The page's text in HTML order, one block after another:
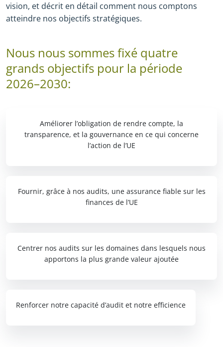
vision, et décrit en détail comment nous comptons
atteindre nos objectifs stratégiques.
Nous nous sommes fixé quatre
grands objectifs pour la période
2026–2030:
Améliorer l’obligation de rendre compte, la
transparence, et la gouvernance en ce qui concerne
l’action de l’UE
Fournir, grâce à nos audits, une assurance fiable sur les
finances de l’UE
Centrer nos audits sur les domaines dans lesquels nous
apportons la plus grande valeur ajoutée
Renforcer notre capacité d’audit et notre efficience